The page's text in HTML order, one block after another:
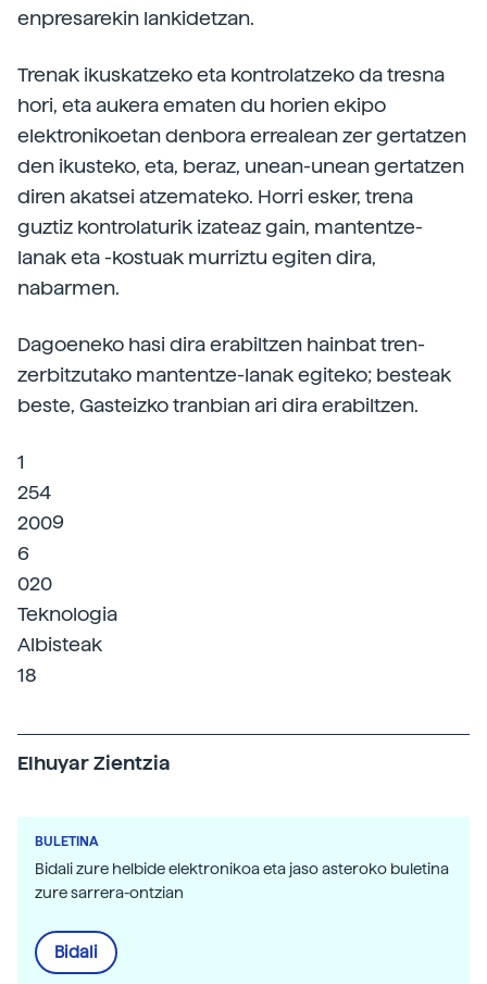
enpresarekin lankidetzan.
Trenak ikuskatzeko eta kontrolatzeko da tresna
hori, eta aukera ematen du horien ekipo
elektronikoetan denbora errealean zer gertatzen
den ikusteko, eta, beraz, unean-unean gertatzen
diren akatsei atzemateko. Horri esker, trena
guztiz kontrolaturik izateaz gain, mantentze-
lanak eta -kostuak murriztu egiten dira,
nabarmen.
Dagoeneko hasi dira erabiltzen hainbat tren-
zerbitzutako mantentze-lanak egiteko; besteak
beste, Gasteizko tranbian ari dira erabiltzen.
1
254
2009
6
020
Teknologia
Albisteak
18
Elhuyar Zientzia
BULETINA
Bidali zure helbide elektronikoa eta jaso asteroko buletina
zure sarrera-ontzian
Bidali